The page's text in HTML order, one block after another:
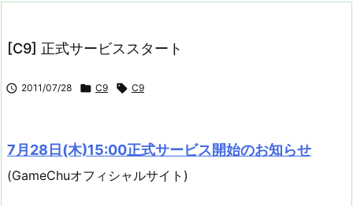
[C9] 正式サービススタート
 2011/07/28  C9  C9
7月28日(木)15:00正式サービス開始のお知らせ
(GameChuオフィシャルサイト)